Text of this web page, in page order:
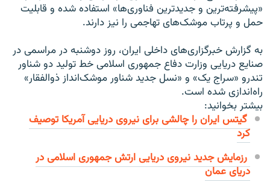
«پیشرفته‌ترین و جدیدترین فناورى‌ها» استفاده شده و قابلیت
حمل و پرتاب موشک‌هاى تهاجمى را نیز دارند.
به گزارش خبرگزارى‌هاى داخلى ایران، روز دوشنبه در مراسمى در
صنایع دریایى وزارت دفاع جمهورى اسلامى خط تولید دو شناور
تندرو «سراج یک» و «نسل جدید شناور موشک‌انداز ذوالفقار»
راه‌اندازى شده است.
بیشتر بخوانید:
گیتس ایران را چالشى براى نیروى دریایى آمریکا توصیف
کرد
رزمایش جدید نیروی دریایی ارتش جمهوری اسلامی در
دریای عمان